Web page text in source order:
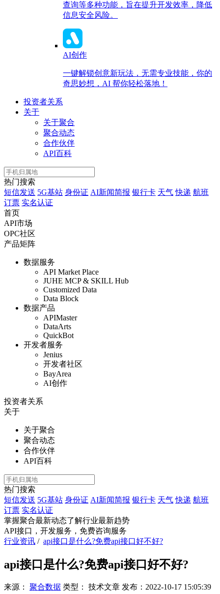
查询等多种功能，旨在提升开发效率，降低
信息安全风险。
AI创作
一键解锁创意新玩法，无需专业技能，你的
奇思妙想，AI 帮你轻松落地！
投资者关系
关于
关于聚合
聚合动态
合作伙伴
API百科
热门搜索
短信发送 5G基站 身份证 AI新闻简报 银行卡 天气 快递 航班
订票 实名认证
首页
API市场
OPC社区
产品矩阵
数据服务
API Market Place
JUHE MCP & SKILL Hub
Customized Data
Data Block
数据产品
APIMaster
DataArts
QuickBot
开发者服务
Jenius
开发者社区
BayArea
AI创作
投资者关系
关于
关于聚合
聚合动态
合作伙伴
API百科
热门搜索
短信发送 5G基站 身份证 AI新闻简报 银行卡 天气 快递 航班
订票 实名认证
掌握聚合最新动态了解行业最新趋势
API接口，开发服务，免费咨询服务
行业资讯 / api接口是什么?免费api接口好不好?
api接口是什么?免费api接口好不好?
来源： 聚合数据 类型： 技术文章 发布： 2022-10-17 15:05:39